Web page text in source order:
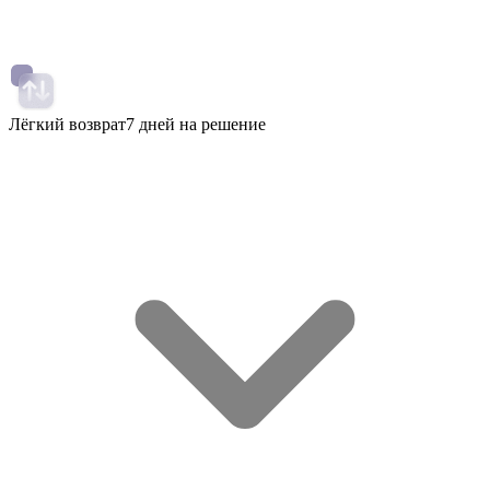
Лёгкий возврат7 дней на решение